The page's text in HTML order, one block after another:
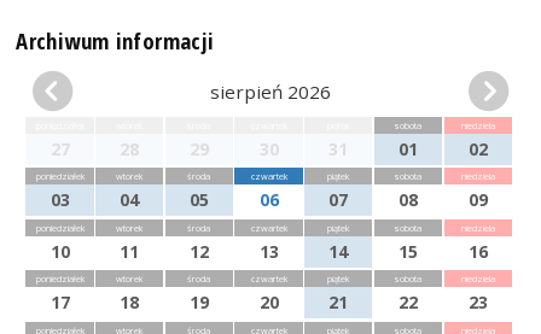
Archiwum informacji
sierpień 2026
27 28 29 30 31
sobota
01
niedziela
02
poniedziałek
03
wtorek
04
środa
05
czwartek
06
piątek
07
sobota
08
niedziela
09
poniedziałek
10
wtorek
11
środa
12
czwartek
13
piątek
14
sobota
15
niedziela
16
poniedziałek
17
wtorek
18
środa
19
czwartek
20
piątek
21
sobota
22
niedziela
23
poniedziałek wtorek środa czwartek piątek sobota niedziela